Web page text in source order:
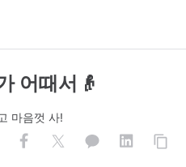
어때서👴
마음껏 사!